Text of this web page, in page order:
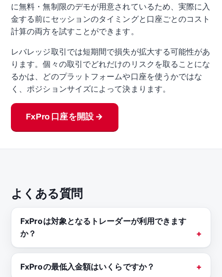
に無料・無制限のデモが用意されているため、実際に入
金する前にセッションのタイミングと口座ごとのコスト
計算の両方を試すことができます。
レバレッジ取引では短期間で損失が拡大する可能性があ
ります。個々の取引でどれだけのリスクを取ることにな
るかは、どのプラットフォームや口座を使うかではな
く、ポジションサイズによって決まります。
FxPro 口座を開設 →
よくある質問
FxProは対象となるトレーダーが利用できます
か？
FxProの最低入金額はいくらですか？